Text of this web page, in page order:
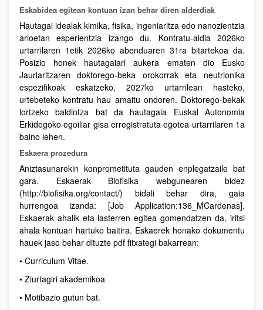
Eskabidea egitean kontuan izan behar diren alderdiak
Hautagai idealak kimika, fisika, ingeniaritza edo nanozientzia
arloetan esperientzia izango du. Kontratu-aldia 2026ko
urtarrilaren 1etik 2026ko abenduaren 31ra bitartekoa da.
Posizio honek hautagaiari aukera ematen dio Eusko
Jaurlaritzaren doktorego-beka orokorrak eta neutrionika
espezifikoak eskatzeko, 2027ko urtarrilean hasteko,
urtebeteko kontratu hau amaitu ondoren. Doktorego-bekak
lortzeko baldintza bat da hautagaia Euskal Autonomia
Erkidegoko egoiliar gisa erregistratuta egotea urtarrilaren 1a
baino lehen.
Eskaera prozedura
Aniztasunarekin konprometituta gauden enplegatzaile bat
gara. Eskaerak Biofisika webgunearen bidez
(http://biofisika.org/contact/) bidali behar dira, gaia
hurrengoa izanda: [Job Application:136_MCardenas].
Eskaerak ahalik eta lasterren egitea gomendatzen da, iritsi
ahala kontuan hartuko baitira. Eskaerek honako dokumentu
hauek jaso behar dituzte pdf fitxategi bakarrean:
• Curriculum Vitae.
• Ziurtagiri akademikoa
• Motibazio gutun bat.